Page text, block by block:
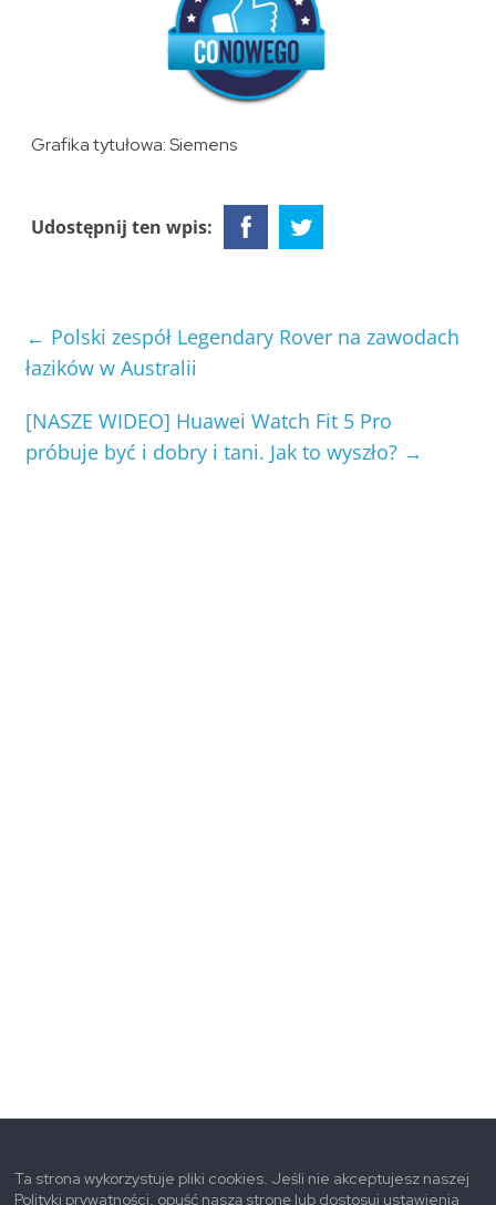
Grafika tytułowa: Siemens
Udostępnij ten wpis:
← Polski zespół Legendary Rover na zawodach
łazików w Australii
[NASZE WIDEO] Huawei Watch Fit 5 Pro
próbuje być i dobry i tani. Jak to wyszło? →
Ta strona wykorzystuje pliki cookies. Jeśli nie akceptujesz naszej
Polityki prywatności, opuść naszą stronę lub dostosuj ustawienia